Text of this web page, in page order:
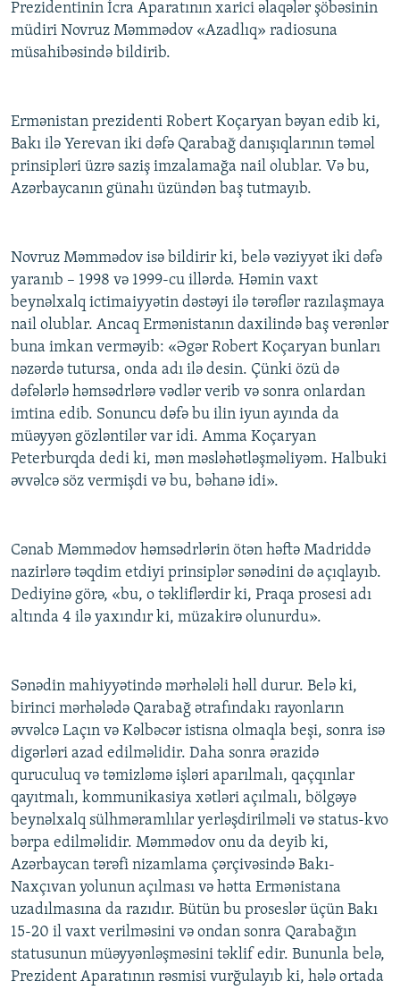
Prezidentinin İcra Aparatının xarici əlaqələr şöbəsinin
müdiri Novruz Məmmədov «Azadlıq» radiosuna
müsahibəsində bildirib.
Ermənistan prezidenti Robert Koçaryan bəyan edib ki,
Bakı ilə Yerevan iki dəfə Qarabağ danışıqlarının təməl
prinsipləri üzrə saziş imzalamağa nail olublar. Və bu,
Azərbaycanın günahı üzündən baş tutmayıb.
Novruz Məmmədov isə bildirir ki, belə vəziyyət iki dəfə
yaranıb – 1998 və 1999-cu illərdə. Həmin vaxt
beynəlxalq ictimaiyyətin dəstəyi ilə tərəflər razılaşmaya
nail olublar. Ancaq Ermənistanın daxilində baş verənlər
buna imkan verməyib: «Əgər Robert Koçaryan bunları
nəzərdə tutursa, onda adı ilə desin. Çünki özü də
dəfələrlə həmsədrlərə vədlər verib və sonra onlardan
imtina edib. Sonuncu dəfə bu ilin iyun ayında da
müəyyən gözləntilər var idi. Amma Koçaryan
Peterburqda dedi ki, mən məsləhətləşməliyəm. Halbuki
əvvəlcə söz vermişdi və bu, bəhanə idi».
Cənab Məmmədov həmsədrlərin ötən həftə Madriddə
nazirlərə təqdim etdiyi prinsiplər sənədini də açıqlayıb.
Dediyinə görə, «bu, o təkliflərdir ki, Praqa prosesi adı
altında 4 ilə yaxındır ki, müzakirə olunurdu».
Sənədin mahiyyətində mərhələli həll durur. Belə ki,
birinci mərhələdə Qarabağ ətrafındakı rayonların
əvvəlcə Laçın və Kəlbəcər istisna olmaqla beşi, sonra isə
digərləri azad edilməlidir. Daha sonra ərazidə
quruculuq və təmizləmə işləri aparılmalı, qaçqınlar
qayıtmalı, kommunikasiya xətləri açılmalı, bölgəyə
beynəlxalq sülhməramlılar yerləşdirilməli və status-kvo
bərpa edilməlidir. Məmmədov onu da deyib ki,
Azərbaycan tərəfi nizamlama çərçivəsində Bakı-
Naxçıvan yolunun açılması və hətta Ermənistana
uzadılmasına da razıdır. Bütün bu proseslər üçün Bakı
15-20 il vaxt verilməsini və ondan sonra Qarabağın
statusunun müəyyənləşməsini təklif edir. Bununla belə,
Prezident Aparatının rəsmisi vurğulayıb ki, hələ ortada